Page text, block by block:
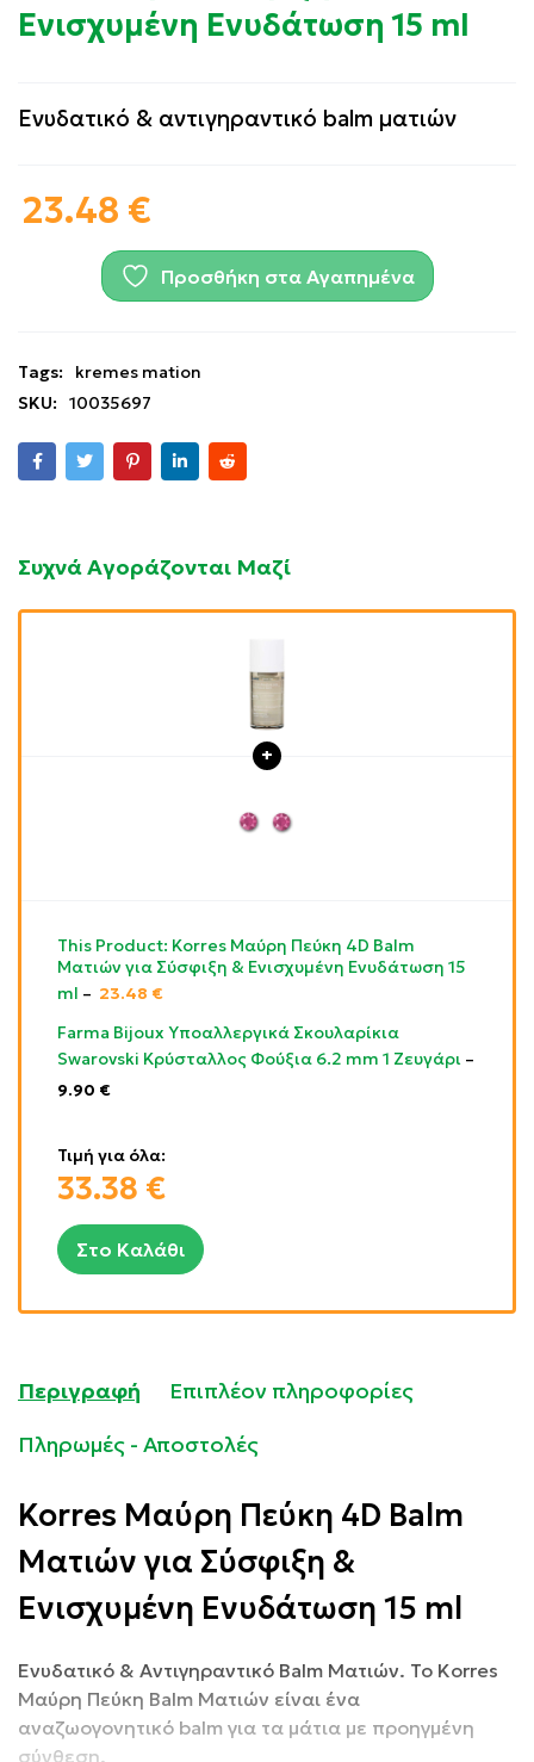
Ενισχυμένη Ενυδάτωση 15 ml
Ενυδατικό & αντιγηραντικό balm ματιών
23.48 €
Προσθήκη στα Αγαπημένα
Tags:
kremes mation
SKU:
10035697
Συχνά Αγοράζονται Μαζί
Τιμή για όλα:
33.38 €
Στο Καλάθι
This Product: Korres Μαύρη Πεύκη 4D Balm
Ματιών για Σύσφιξη & Ενισχυμένη Ενυδάτωση 15
ml – 23.48 €
Farma Bijoux Υποαλλεργικά Σκουλαρίκια
Swarovski Κρύσταλλος Φούξια 6.2 mm 1 Ζευγάρι –
9.90 €
Περιγραφή
Επιπλέον πληροφορίες
Πληρωμές - Αποστολές
Korres Μαύρη Πεύκη 4D Balm
Ματιών για Σύσφιξη &
Ενισχυμένη Ενυδάτωση 15 ml
Ενυδατικό & Αντιγηραντικό Balm Ματιών. Το Korres
Μαύρη Πεύκη Balm Ματιών είναι ένα
αναζωογονητικό balm για τα μάτια με προηγμένη
σύνθεση.